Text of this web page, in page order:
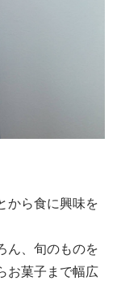
から食に興味を
ん、旬のものを
お菓子まで幅広